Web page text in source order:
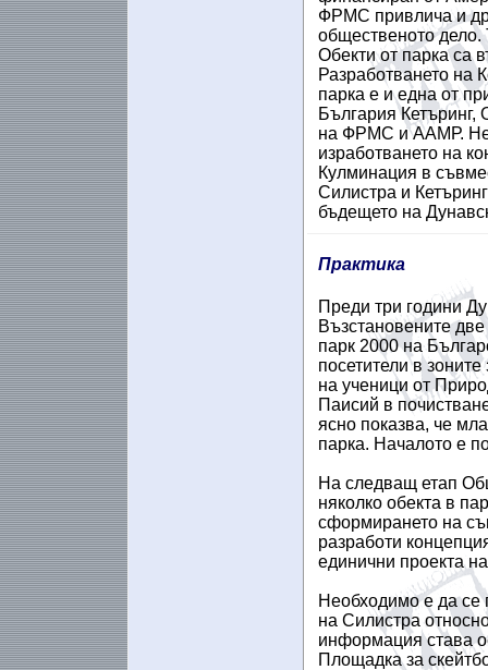
ФРМС привлича и
общественото дело.
Обекти от парка са
Разработването на
парка е и една от
България
на ФРМС и ААМР.
изработването на
Кулминация в
Силистра и
бъдещето на
Практика
Преди три години
Възстановените
парк 2000 на
посетители в
на ученици от
Паисий в
ясно показва, че
парка. Началото е
На следващ етап
няколко обекта в
сформирането на
разработи
единични проекта
Необходимо е да се
на Силистра
информация става
Площадка за